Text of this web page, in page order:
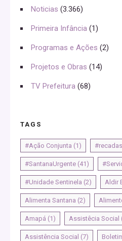
Noticias (3.366)
Primeira Infância (1)
Programas e Ações (2)
Projetos e Obras (14)
TV Prefeitura (68)
TAGS
#Ação Conjunta (1)
#SantanaUrgente (41)
#Unidade Sentinela (2) Aldir
Alimenta Santana (2)
Amapá (1) Assistêcia Social
Assistência Social (7)